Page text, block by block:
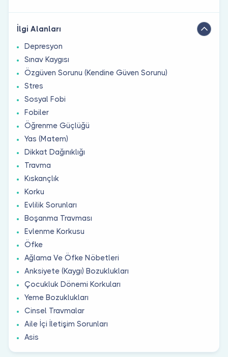
İlgi Alanları
Depresyon
Sınav Kaygısı
Özgüven Sorunu (Kendine Güven Sorunu)
Stres
Sosyal Fobi
Fobiler
Öğrenme Güçlüğü
Yas (Matem)
Dikkat Dağınıklığı
Travma
Kıskançlık
Korku
Evlilik Sorunları
Boşanma Travması
Evlenme Korkusu
Öfke
Ağlama Ve Öfke Nöbetleri
Anksiyete (Kaygı) Bozuklukları
Çocukluk Dönemi Korkuları
Yeme Bozuklukları
Cinsel Travmalar
Aile İçi İletişim Sorunları
Asis